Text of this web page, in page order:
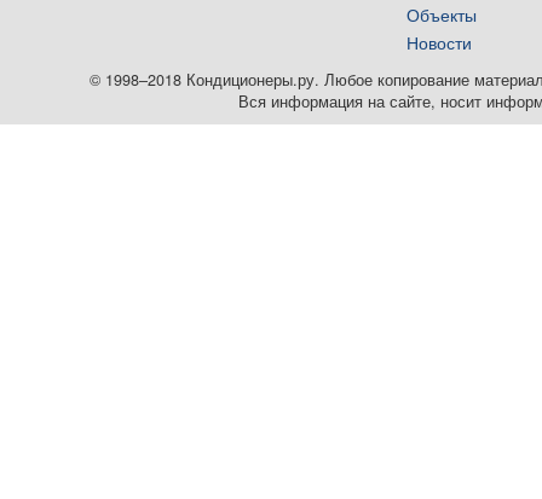
Объекты
Новости
© 1998–2018 Кондиционеры.ру. Любое копирование
Вся информация на сайте, носит